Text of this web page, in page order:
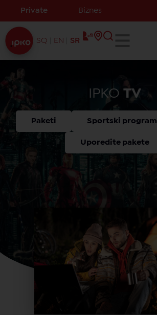
Private Biznes
SQ EN SR
IPKO TV
Paketi Sportski program
Uporedite pakete